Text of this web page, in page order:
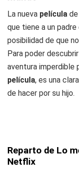
La nueva película de
que tiene a un
posibilidad de que
Para poder
aventura imperdible
película, es una
de hacer por su hijo.
Reparto de Lo
Netflix